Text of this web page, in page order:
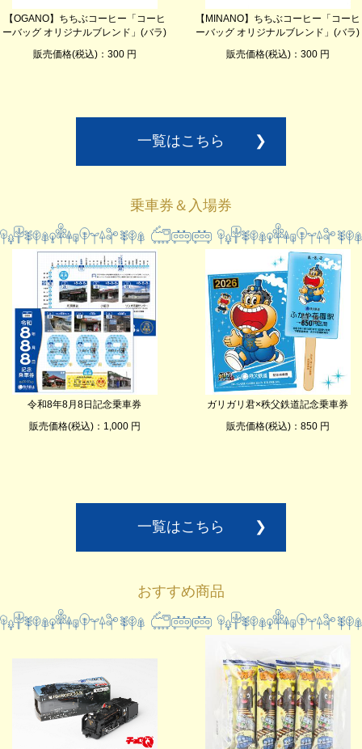
【OGANO】ちちぶコーヒー「コーヒ
ーバッグ オリジナルブレンド」(バラ)
販売価格(税込)：300 円
【MINANO】ちちぶコーヒー「コーヒ
ーバッグ オリジナルブレンド」(バラ)
販売価格(税込)：300 円
一覧はこちら ❯
乗車券＆入場券
令和8年8月8日記念乗車券
販売価格(税込)：1,000 円
ガリガリ君×秩父鉄道記念乗車券
販売価格(税込)：850 円
一覧はこちら ❯
おすすめ商品